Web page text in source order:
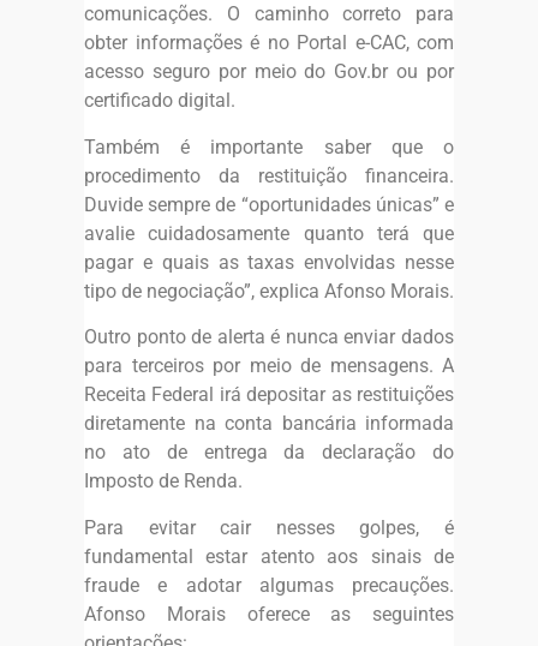
comunicações. O caminho correto para
obter informações é no Portal e-CAC, com
acesso seguro por meio do Gov.br ou por
certificado digital.
Também é importante saber que o
procedimento da restituição financeira.
Duvide sempre de “oportunidades únicas” e
avalie cuidadosamente quanto terá que
pagar e quais as taxas envolvidas nesse
tipo de negociação”, explica Afonso Morais.
Outro ponto de alerta é nunca enviar dados
para terceiros por meio de mensagens. A
Receita Federal irá depositar as restituições
diretamente na conta bancária informada
no ato de entrega da declaração do
Imposto de Renda.
Para evitar cair nesses golpes, é
fundamental estar atento aos sinais de
fraude e adotar algumas precauções.
Afonso Morais oferece as seguintes